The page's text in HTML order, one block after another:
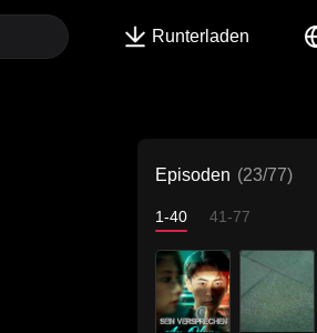
Runterladen
Episoden (23/77)
1-40 41-77